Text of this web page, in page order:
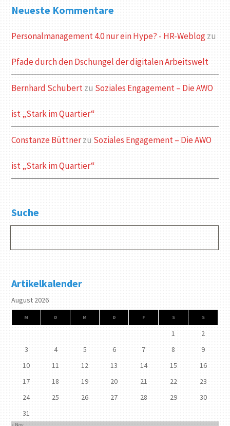
Neueste Kommentare
Personalmanagement 4.0 nur ein Hype? - HR-Weblogzu
Pfade durch den Dschungel der digitalen Arbeitswelt
Bernhard Schubertzu Soziales Engagement – Die AWO
ist „Stark im Quartier“
Constanze Büttnerzu Soziales Engagement – Die AWO
ist „Stark im Quartier“
Suche
Artikelkalender
August 2026
M D M D F S S
1
2
3
4 5 6 7 8
9
10
11 12 13 14 15
16
17
18 19 20 21 22
23
24
25 26 27 28 29
30
31